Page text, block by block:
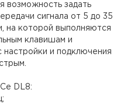
возможность задать
сигнала от 5 до 35
на которой выполняются
клавишам и
и подключения
DL8: